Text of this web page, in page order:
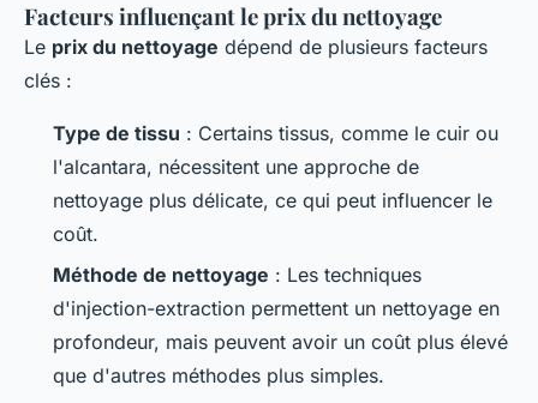
Facteurs influençant le prix du nettoyage
Le prix du nettoyage dépend de plusieurs facteurs
clés :
Type de tissu : Certains tissus, comme le cuir ou
l'alcantara, nécessitent une approche de
nettoyage plus délicate, ce qui peut influencer le
coût.
Méthode de nettoyage : Les techniques
d'injection-extraction permettent un nettoyage en
profondeur, mais peuvent avoir un coût plus élevé
que d'autres méthodes plus simples.